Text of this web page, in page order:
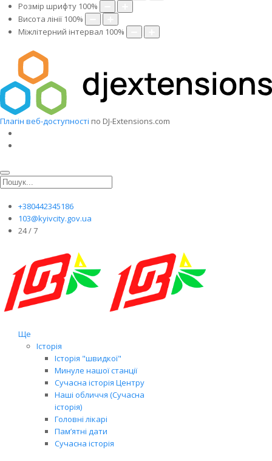
Розмір шрифту 100%
Висота лінії 100%
Міжлітерний інтервал 100%
Плагін веб-доступності по DJ-Extensions.com
+380442345186
103@kyivcity.gov.ua
24 / 7
Ще
Історія
Історія "швидкої"
Минуле нашої станції
Сучасна історія Центру
Наші обличчя (Сучасна
історія)
Головні лікарі
Пам’ятні дати
Сучасна історія